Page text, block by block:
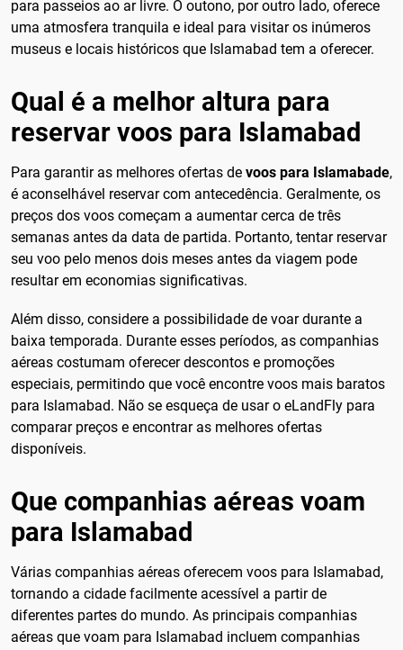
para passeios ao ar livre. O outono, por outro lado, oferece
uma atmosfera tranquila e ideal para visitar os inúmeros
museus e locais históricos que Islamabad tem a oferecer.
Qual é a melhor altura para
reservar voos para Islamabad
Para garantir as melhores ofertas de voos para Islamabade,
é aconselhável reservar com antecedência. Geralmente, os
preços dos voos começam a aumentar cerca de três
semanas antes da data de partida. Portanto, tentar reservar
seu voo pelo menos dois meses antes da viagem pode
resultar em economias significativas.
Além disso, considere a possibilidade de voar durante a
baixa temporada. Durante esses períodos, as companhias
aéreas costumam oferecer descontos e promoções
especiais, permitindo que você encontre voos mais baratos
para Islamabad. Não se esqueça de usar o eLandFly para
comparar preços e encontrar as melhores ofertas
disponíveis.
Que companhias aéreas voam
para Islamabad
Várias companhias aéreas oferecem voos para Islamabad,
tornando a cidade facilmente acessível a partir de
diferentes partes do mundo. As principais companhias
aéreas que voam para Islamabad incluem companhias